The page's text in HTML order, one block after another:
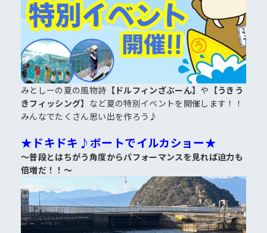
トピックス一覧
館内マップ
よくある質問
公式オンラインショップ
団体のお客さま
プレスリリース
移動水族館のお知らせ
番組、映像制作会社の方へ
公式SNS
みとしーの夏の風物詩 【ドルフィンざぶーん】 や 【うきう
きフィッシング】 など夏の特別イベントを開催します！！
みんなでたくさん思い出を作ろう♪
★ドキドキ♪ボートでイルカショー★
～普段とはちがう角度からパフォーマンスを見れば迫力も
倍増だ！！～